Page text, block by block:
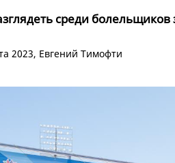
среди
2023, Евгений Тимофти